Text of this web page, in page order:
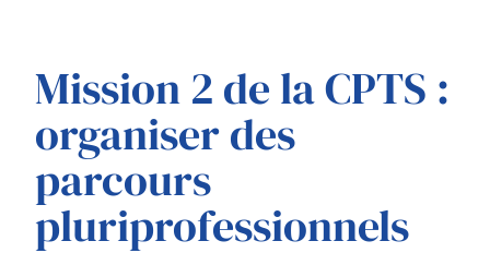
Mission 2 de la CPTS :
organiser des
parcours
pluriprofessionnels